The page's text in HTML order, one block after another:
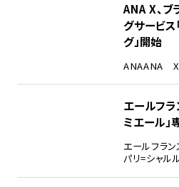
ANA X、ブ
グサービス
グ」開始
ANAANA X
エールフラ
ミエール
エールフラン
パリ=シャル